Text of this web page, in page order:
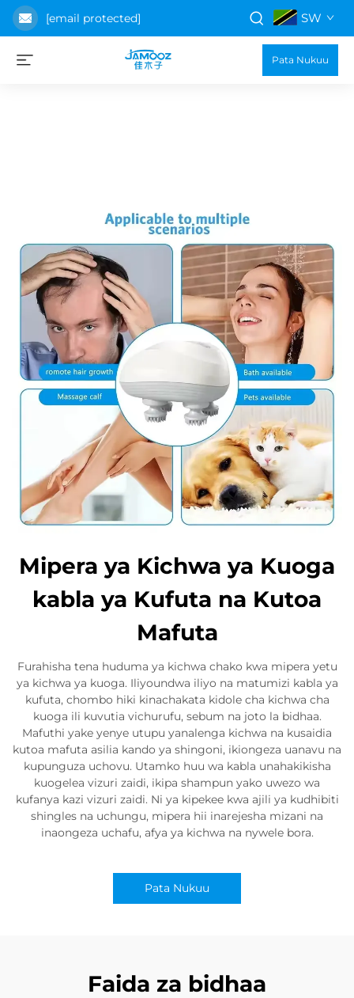
[email protected] SW
Pata Nukuu
Mipera ya Kichwa ya Kuoga
kabla ya Kufuta na Kutoa
Mafuta
Furahisha tena huduma ya kichwa chako kwa mipera yetu
ya kichwa ya kuoga. Iliyoundwa iliyo na matumizi kabla ya
kufuta, chombo hiki kinachakata kidole cha kichwa cha
kuoga ili kuvutia vichurufu, sebum na joto la bidhaa.
Mafuthi yake yenye utupu yanalenga kichwa na kusaidia
kutoa mafuta asilia kando ya shingoni, ikiongeza uanavu na
kupunguza uchovu. Utamko huu wa kabla unahakikisha
kuogelea vizuri zaidi, ikipa shampun yako uwezo wa
kufanya kazi vizuri zaidi. Ni ya kipekee kwa ajili ya kudhibiti
shingles na uchungu, mipera hii inarejesha mizani na
inaongeza uchafu, afya ya kichwa na nywele bora.
Pata Nukuu
Faida za bidhaa